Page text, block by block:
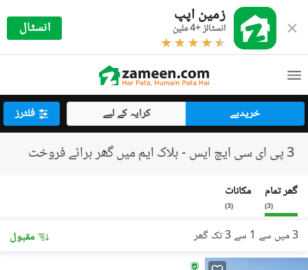
زمین اپپ
انسٹالز +4 ملین انسٹال
خریدیے کرایہ کے لیے فلٹرز
3 پی ای سی ایچ ایس - بلاک ایم میں گھر برائے فروخت
گھر تمام
(
3
)
مکانات
(
3
)
3 میں سے 1 سے 3 تک گھر مقبول